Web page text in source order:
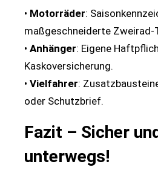
• Motorräder:
maßgeschneiderte Zweirad-
• Anhänger: Eigene
Kaskoversicherung.
• Vielfahrer:
oder Schutzbrief.
Fazit – Sicher
unterwegs!